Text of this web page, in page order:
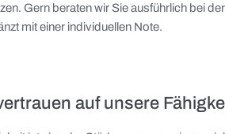
Gern beraten wir Sie ausführlich bei
mit einer individuellen Note.
auf unsere